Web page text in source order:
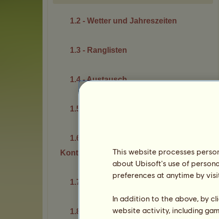
1.2 - Wetter und Jahreszeiten
1.3 - Ranglisten
1.4 - Austausch
1.5 - Sicherheit
1.6 - Gemeinsame
Kontoverwaltung
1.7 - Pässe
1.8 - Dein Konto
This website processes
about Ubisoft's use of
preferences at anytime by
In addition to the above, by
website activity, including